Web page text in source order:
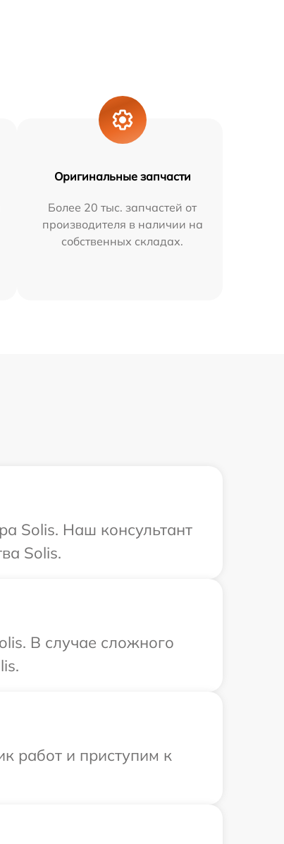
Оригинальные запчасти
Более 20 тыс. запчастей от
производителя в наличии на
собственных складах.
Solis. Наш консультант
Solis.
В случае сложного
работ и приступим к